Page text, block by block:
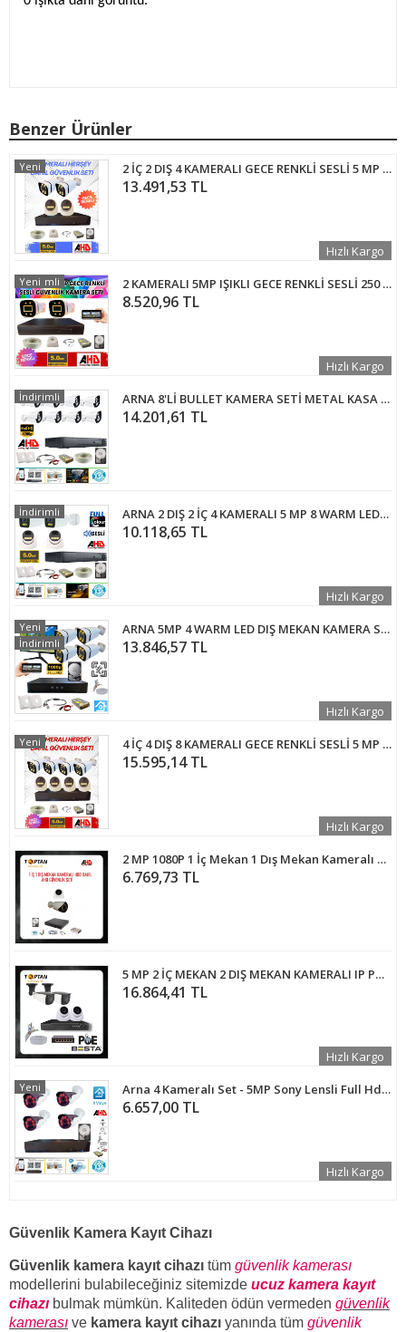
Benzer Ürünler
2 İÇ 2 DIŞ 4 KAMERALI GECE RENKLİ SESLİ 5 MP 2 TB HDD DAHİL AHD GÜVENLİK KAMERA SETİ - ST542SW
13.491,53 TL
Yeni
Hızlı Kargo
2 KAMERALI 5MP IŞIKLI GECE RENKLİ SESLİ 250 GB HDD DAHİL AHD GÜVENLİK SETİ- ST-25250
8.520,96 TL
İndirimli
Yeni
Hızlı Kargo
ARNA 8'Lİ BULLET KAMERA SETİ METAL KASA H.265+ YÜZ TANIMA ÖZELLİKLİ 500 GB HDD DAHİL- MS28500
14.201,61 TL
İndirimli
ARNA 2 DIŞ 2 İÇ 4 KAMERALI 5 MP 8 WARM LEDLİ WATERPROOF AHD GÜVENLİK SETİ 500 GB HDD DAHİL- ST-50058WT
10.118,65 TL
İndirimli
Hızlı Kargo
ARNA 5MP 4 WARM LED DIŞ MEKAN KAMERA SETİ 320 GB HDD VE MONİTÖR DAHİL -ST42320HM
13.846,57 TL
Yeni
İndirimli
Hızlı Kargo
4 İÇ 4 DIŞ 8 KAMERALI GECE RENKLİ SESLİ 5 MP 250 GB HDD DAHİL AHD GÜVENLİK KAMERA SETİ - ST58250SW
15.595,14 TL
Yeni
Hızlı Kargo
2 MP 1080P 1 İç Mekan 1 Dış Mekan Kameralı Ahd HDD DAHİL Güvenlik Seti ARNA-7522
6.769,73 TL
5 MP 2 İÇ MEKAN 2 DIŞ MEKAN KAMERALI IP POE GÜVENLİK SETİ KD-1749
16.864,41 TL
Hızlı Kargo
Arna 4 Kameralı Set - 5MP Sony Lensli Full Hd Gece Görüşlü Güvenlik Kamerası Sistemi - Cepten Izle Xmeye 250 GB HDD Dahil
6.657,00 TL
Yeni
Hızlı Kargo
Güvenlik Kamera Kayıt Cihazı
Güvenlik kamera kayıt cihazı tüm güvenlik kamerası
modellerini bulabileceğiniz sitemizde ucuz kamera kayıt
cihazı bulmak mümkün. Kaliteden ödün vermeden güvenlik
kamerası ve kamera kayıt cihazı yanında tüm güvenlik